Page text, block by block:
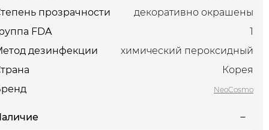
прозрачности
декоративно окрашены
FDA
1
дезинфекции
химический пероксидный
Корея
NeoCosmo